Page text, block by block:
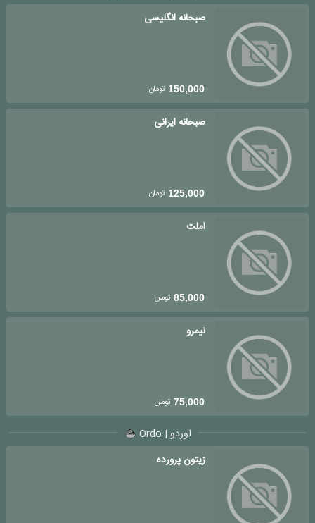
صبحانه انگلیسی
150,000 تومان
صبحانه ایرانی
125,000 تومان
املت
85,000 تومان
نیمرو
75,000 تومان
اوردو | Ordo
زیتون پرورده